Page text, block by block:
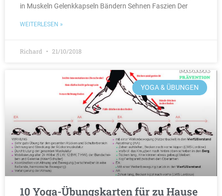
in Muskeln Gelenkkapseln Bändern Sehnen Faszien Der
WEITERLESEN »
Richard 21/10/2018
YOGA & ÜBUNGEN
10 Yoga-Übungskarten für zu Hause